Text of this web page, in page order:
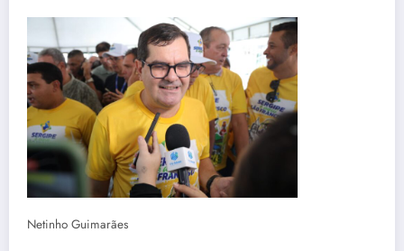
Netinho Guimarães